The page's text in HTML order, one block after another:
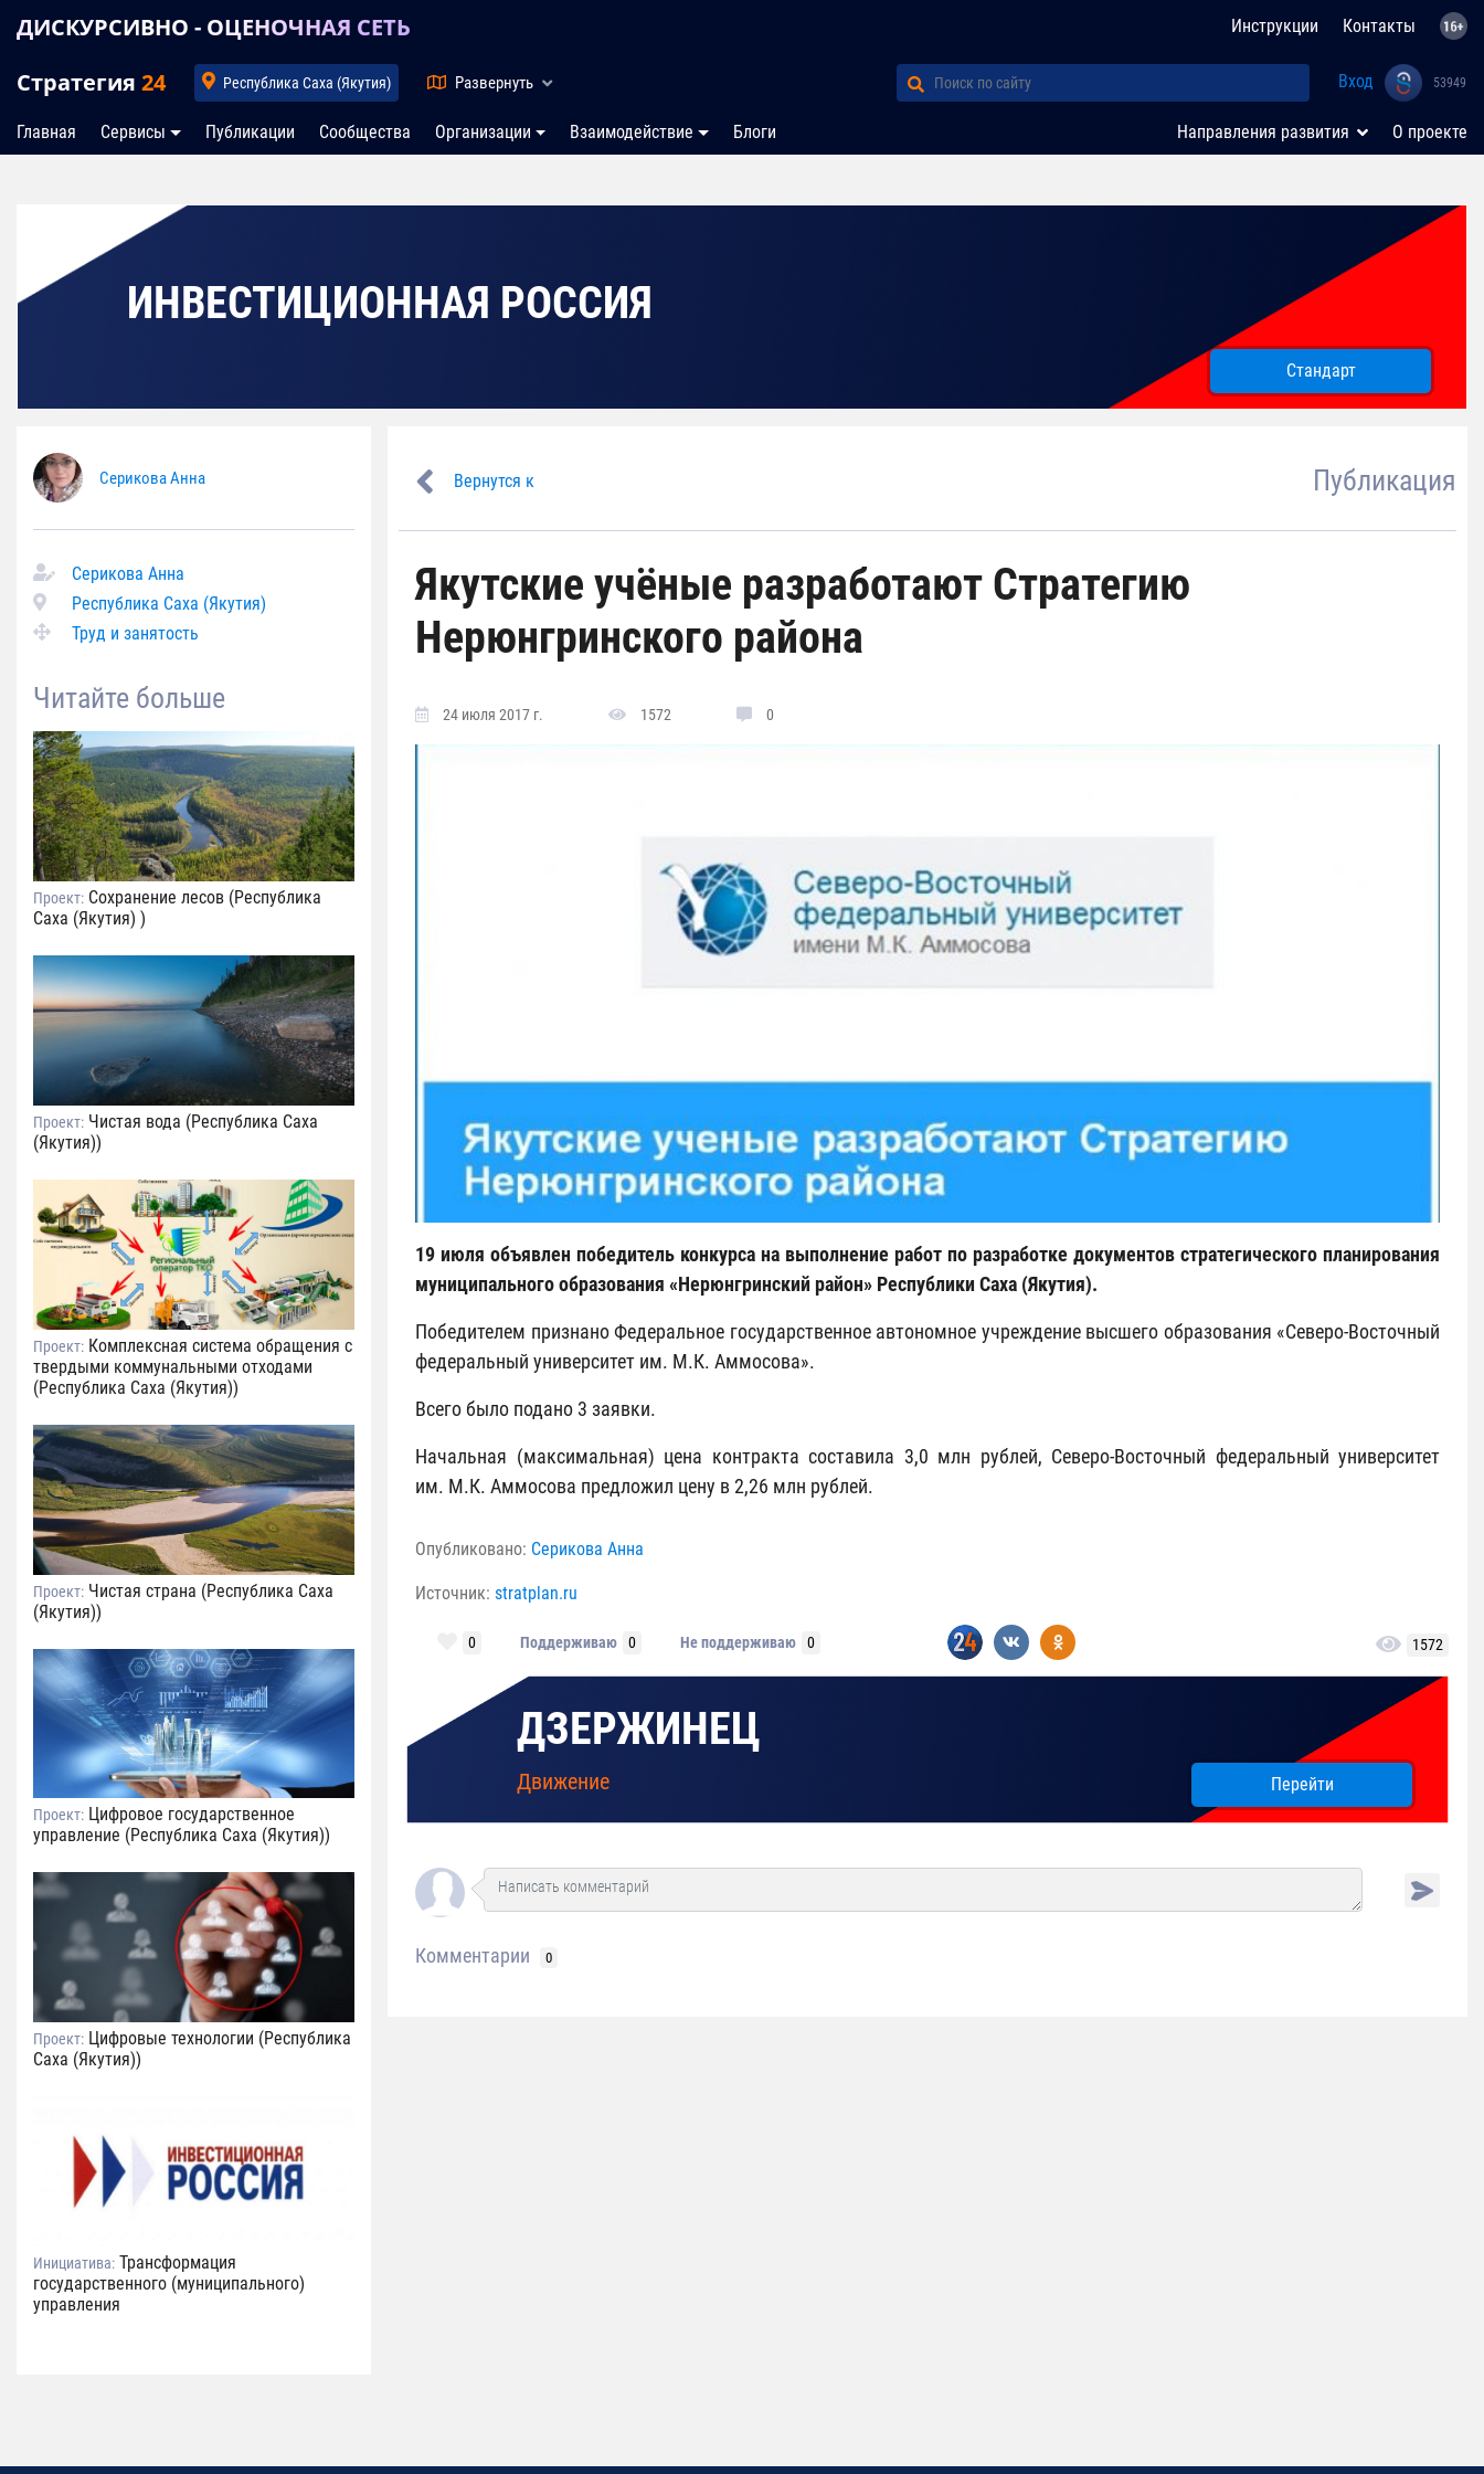
ДИСКУРСИВНО - ОЦЕНОЧНАЯ СЕТЬ Инструкции Контакты
Стратегия 24 Республика Саха (Якутия) Развернуть Вход 53949
Главная Сервисы Публикации Сообщества Организации Взаимодействие Блоги Направления развития О проекте
ИНВЕСТИЦИОННАЯ РОССИЯ
Стандарт
Серикова Анна
Серикова Анна
Республика Саха (Якутия)
Труд и занятость
Читайте больше
Проект: Сохранение лесов (Республика
Саха (Якутия) )
Проект: Чистая вода (Республика Саха
(Якутия))
Проект: Комплексная система обращения с
твердыми коммунальными отходами
(Республика Саха (Якутия))
Проект: Чистая страна (Республика Саха
(Якутия))
Проект: Цифровое государственное
управление (Республика Саха (Якутия))
Проект: Цифровые технологии (Республика
Саха (Якутия))
Инициатива: Трансформация
государственного (муниципального)
управления
Вернутся к Публикация
Якутские учёные разработают Стратегию
Нерюнгринского района
24 июля 2017 г. 1572 0
19 июля объявлен победитель конкурса на выполнение работ по разработке документов стратегического планирования
муниципального образования «Нерюнгринский район» Республики Саха (Якутия).
Победителем признано Федеральное государственное автономное учреждение высшего образования «Северо-Восточный
федеральный университет им. М.К. Аммосова».
Всего было подано 3 заявки.
Начальная (максимальная) цена контракта составила 3,0 млн рублей, Северо-Восточный федеральный университет
им. М.К. Аммосова предложил цену в 2,26 млн рублей.
Опубликовано: Серикова Анна
Источник: stratplan.ru
0 Поддерживаю 0 Не поддерживаю 0 1572
ДЗЕРЖИНЕЦ
Движение Перейти
Комментарии 0